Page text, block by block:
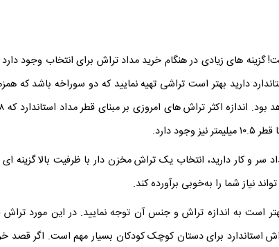
گزینه های زیادی در هنگام خرید مداد تراش برای انتخاب وجود
دارید بهتر است تراشی تهیه نمایید که دو سوراخه باشد که
دارد.
سر و کار دارید، انتخاب یک تراش مخزن‌ دار با ظرفیت بالا
نیاز شما را به‌خوبی برآورده کند.
است به اندازه تراش و جنس آن توجه نمایید. در این مورد تراش
برای دستان کوچک کودکان بسیار مهم است. اگر قصد